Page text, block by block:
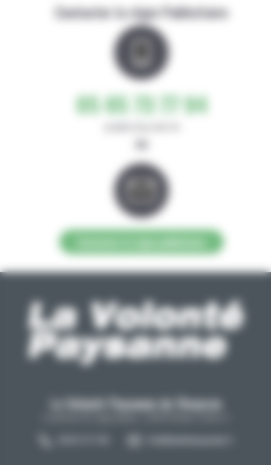
Contacter la régie Publicitaire
05 65 73 77 94
ou
La Volonté Paysanne de l'Aveyron